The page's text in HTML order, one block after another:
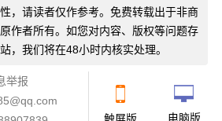
，请读者仅作参考。免费转载出于非商
作者所有。如您对内容、版权等问题存
，我们将在48小时内核实处理。
举报
电脑版